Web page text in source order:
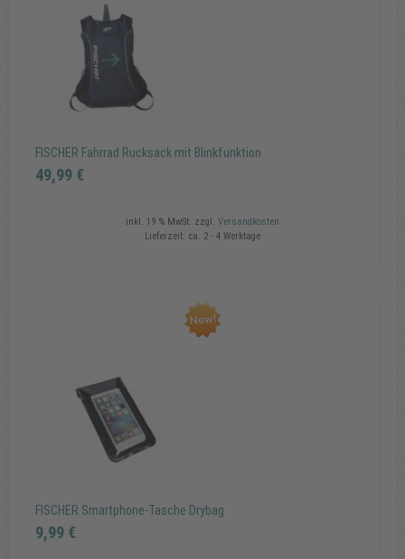
FISCHER Fahrrad Rucksack mit Blinkfunktion
49,99 €
FISCHER Fahrrad Rucksack mit Blinkfunktion
inkl. 19 % MwSt. zzgl. Versandkosten
Lieferzeit: ca. 2 - 4 Werktage
FISCHER Smartphone-Tasche Drybag
9,99 €